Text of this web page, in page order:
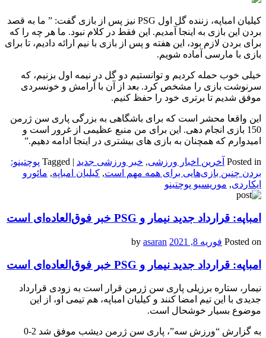
کیلیان امباپه، زننده گل اول PSG نیز پس از بازی گفت: ” ما به قصد
بردن این بازی به اینجا آمدیم. این فقط در کلام نبود. ما هر چه را که
برای بردن لازم بود، این هفته و پس از بازی با نیم ارائه دادیم، تا برای
بازی با مارسی آماده شویم.
خیلی خوب حمله کردیم و توانستیم دو گل در نیمه اول بزنیم، که
سرنوشت بازی را مشخص کرد. بعد از آن با آرامش و خونسردی
موفق شدیم تا برتری خود را حفظ کنیم.
این واقعا محشر است که برای باشگاهی به بزرگی پاری سن ژرمن
150 بازی انجام دهی. این برای من منبع عظیمی از غرور است و
امیدوارم که همچنان به بازی های بیشتری در اینجا ادامه دهیم.”
Posted in آخرین اخبار ورزشی, خبر ورزشی جدید |
Tagged پوچتینو:
بردن چنین بازی‌هایی برای همه مهم است, کیلیان امباپه, مائورو
ایکاردی, موریسیو پوچتینو
امباپه: قرارداد جدید نیمار و PSG خبر فوق‌العاده‌ای است
Posted on فوریه 8, 2021 asaran
امباپه: قرارداد جدید نیمار و PSG خبر فوق‌العاده‌ای است
نیمار، ستاره برزیلی پاری سن ژرمن قرار است به زودی قرارداد
جدیدی با این تیم امضا کنند و کیلیان امباپه، هم تیمی او، از این
موضوع بسیار خوشحال است.
به گزارش “ورزش سه”، پاری سن ژرمن دیشب موفق شد 2-0